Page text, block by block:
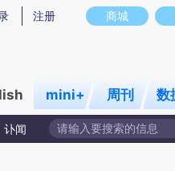
意图存在偏差。不代表财新观点和立
商城
注册
mini+ 周刊 数
讣闻